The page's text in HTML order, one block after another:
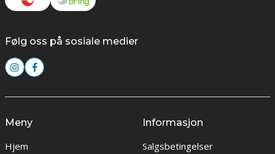
Følg oss på sosiale medier
Meny
Hjem
Informasjon
Salgsbetingelser